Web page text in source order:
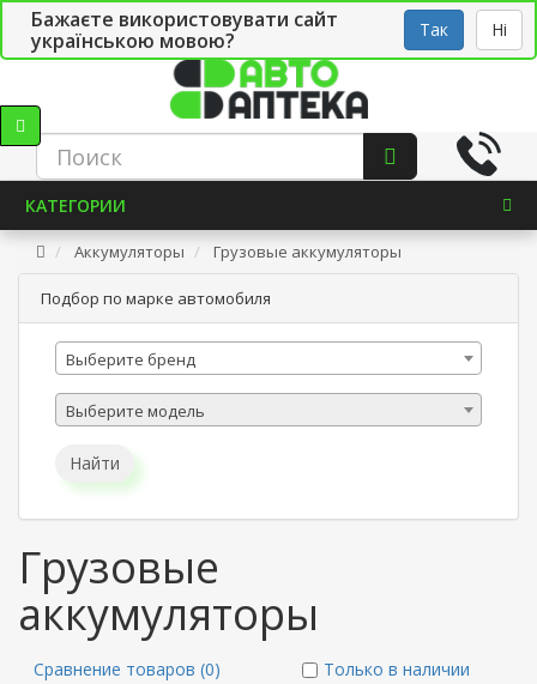
Бажаєте використовувати сайт
українською мовою?
Так Ні
СТО Укр
КАТЕГОРИИ
Аккумуляторы Грузовые аккумуляторы
Подбор по марке автомобиля
Выберите бренд
Выберите модель
Найти
Грузовые
аккумуляторы
Сравнение товаров (0) Только в наличии